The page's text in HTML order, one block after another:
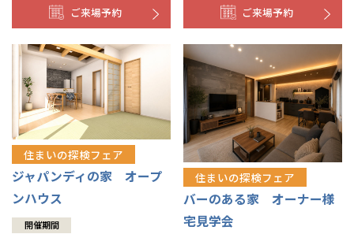
ご来場予約 ご来場予約
住まいの探検フェア
ジャパンディの家 オープ
ンハウス
開催期間
住まいの探検フェア
バーのある家 オーナー様
宅見学会